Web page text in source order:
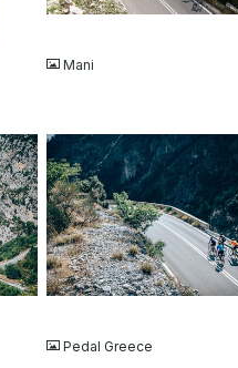
JPG
Mani
JPG
Pedal Greece